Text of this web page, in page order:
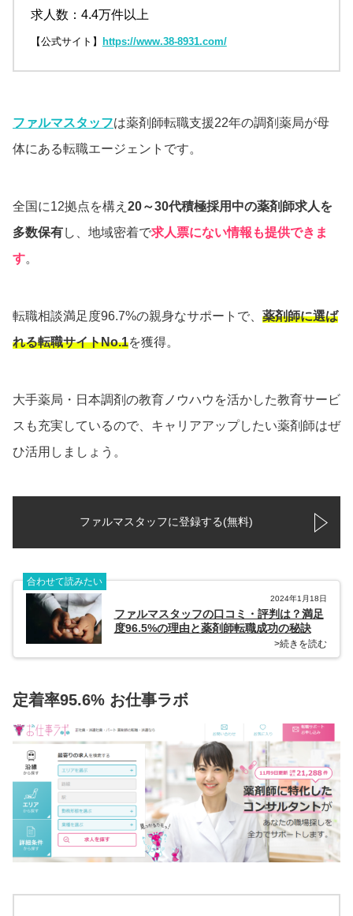
求人数：4.4万件以上
【公式サイト】 https://www.38-8931.com/
ファルマスタッフは薬剤師転職支援22年の調剤薬局が母
体にある転職エージェントです。
全国に12拠点を構え 20～30代積極採用中の薬剤師求人を
多数保有し、地域密着で求人票にない情報も提供できま
す。
転職相談満足度96.7%の親身なサポートで、 薬剤師に選ば
れる転職サイトNo.1を獲得。
大手薬局・日本調剤の教育ノウハウを活かした教育サービ
スも充実しているので、キャリアアップしたい薬剤師はぜ
ひ活用しましょう。
ファルマスタッフに登録する(無料)
合わせて読みたい
2024年1月18日
ファルマスタッフの口コミ・評判は？満足
度96.5%の理由と薬剤師転職成功の秘訣
>続きを読む
定着率95.6% お仕事ラボ